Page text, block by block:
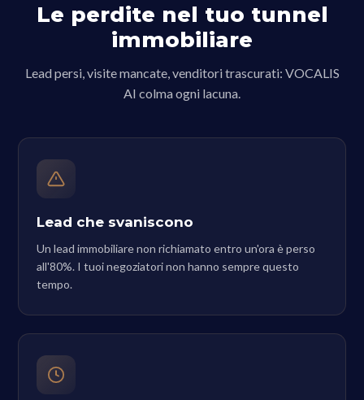
Le perdite nel tuo tunnel
immobiliare
Lead persi, visite mancate, venditori trascurati: VOCALIS
AI colma ogni lacuna.
Lead che svaniscono
Un lead immobiliare non richiamato entro un'ora è perso
all'80%. I tuoi negoziatori non hanno sempre questo
tempo.